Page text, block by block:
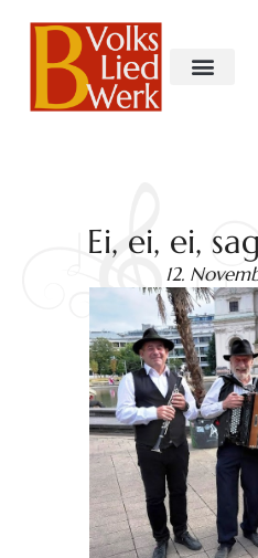
Ei, ei, ei,
12.